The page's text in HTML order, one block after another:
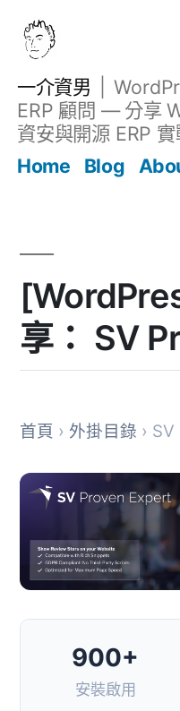
一介資男
ERP 顧問 — 分享
資安與開源 ERP
Home
Blog
享： SV
首頁 › 外掛目錄 ›
900+
安裝啟用
文章